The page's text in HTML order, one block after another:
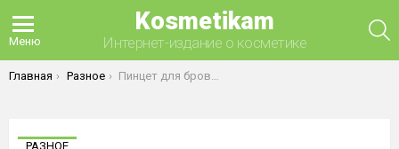
Меню
Kosmetikam
Интернет-издание о косметике
Вы здесь:
Главная Разное Пинцет для бровей- как выбрать и использовать
РАЗНОЕ